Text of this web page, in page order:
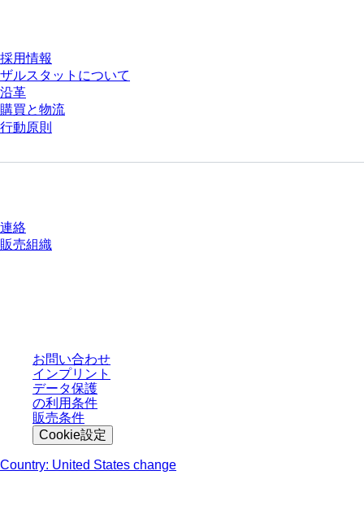
採用情報
ザルスタットについて
沿革
購買と物流
行動原則
連絡
販売組織
お問い合わせ
インプリント
データ保護
の利用条件
販売条件
Cookie設定
Country: United States change